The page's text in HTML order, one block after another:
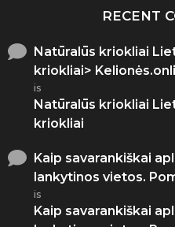
RECENT
Natūralūs kriokliai
kriokliai>
is
Natūralūs kriokliai
kriokliai
Kaip savarankiškai
lankytinos vietos.
is
Kaip savarankiškai